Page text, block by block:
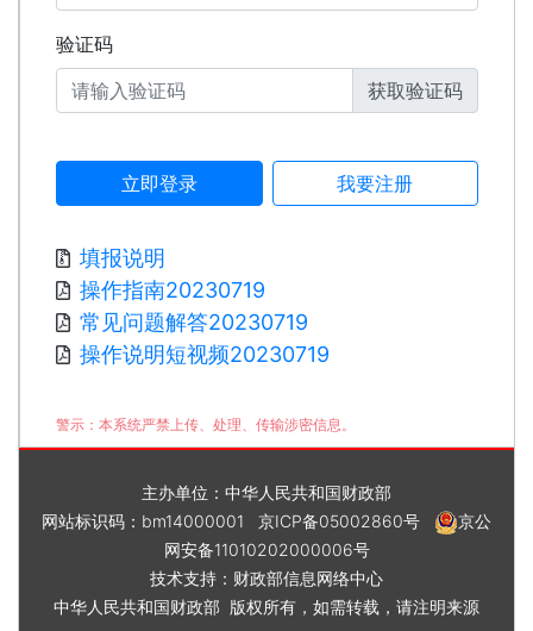
验证码
获取验证码
立即登录 我要注册
填报说明
操作指南20230719
常见问题解答20230719
操作说明短视频20230719
警示：本系统严禁上传、处理、传输涉密信息。
主办单位：中华人民共和国财政部
网站标识码：bm14000001
京ICP备05002860号
京公
网安备11010202000006号
技术支持：财政部信息网络中心
中华人民共和国财政部 版权所有，如需转载，请注明来源